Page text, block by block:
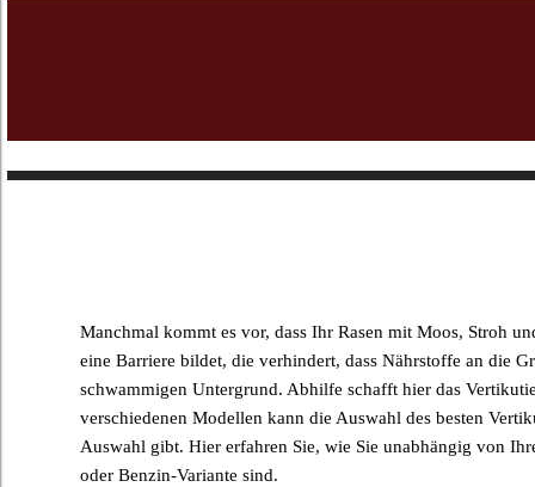
Manchmal kommt es vor, dass Ihr Rasen mit Moos, Stroh
eine Barriere bildet, die verhindert, dass Nährstoffe an die
schwammigen Untergrund. Abhilfe schafft hier das
verschiedenen Modellen kann die Auswahl des besten
Auswahl gibt. Hier erfahren Sie, wie Sie unabhängig von
oder Benzin-Variante sind.